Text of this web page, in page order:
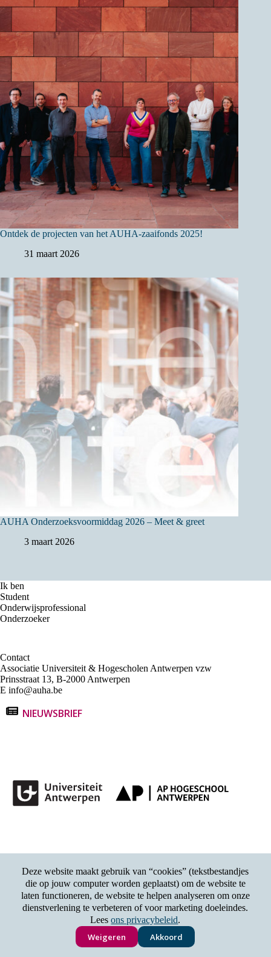
Deze website maakt gebruik van “cookies” (tekstbestandjes
die op jouw computer worden geplaatst) om de website te
laten functioneren, de website te helpen analyseren om onze
dienstverlening te verbeteren of voor marketing doeleindes.
Leesons privacybeleid.
Akkoord
Weigeren
Ontdek de projecten van het AUHA-zaaifonds 2025!
31 maart 2026
AUHA Onderzoeksvoormiddag 2026 – Meet & greet
3 maart 2026
Ik ben
Student
Onderwijsprofessional
Onderzoeker
Contact
Associatie Universiteit & Hogescholen Antwerpen vzw
Prinsstraat 13, B-2000 Antwerpen
E info@auha.be
NIEUWSBRIEF
Copyright © AUHA |Privacybeleid|Cookiebeleid